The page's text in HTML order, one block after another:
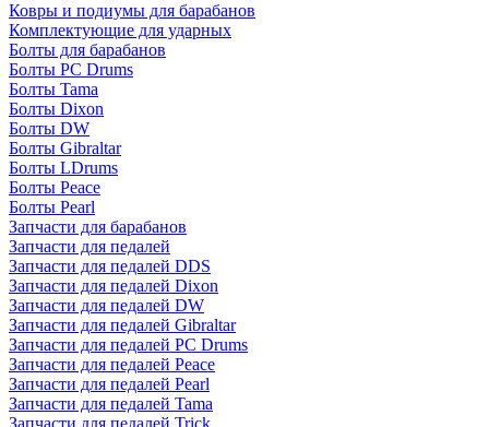
Ковры и подиумы для барабанов
Комплектующие для ударных
Болты для барабанов
Болты PC Drums
Болты Tama
Болты Dixon
Болты DW
Болты Gibraltar
Болты LDrums
Болты Peace
Болты Pearl
Запчасти для барабанов
Запчасти для педалей
Запчасти для педалей DDS
Запчасти для педалей Dixon
Запчасти для педалей DW
Запчасти для педалей Gibraltar
Запчасти для педалей PC Drums
Запчасти для педалей Peace
Запчасти для педалей Pearl
Запчасти для педалей Tama
Запчасти для педалей Trick